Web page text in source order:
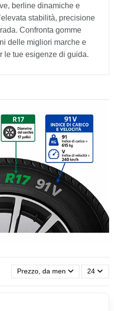
berline dinamiche e
stabilità, precisione
Confronta gomme
delle migliori marche e
le tue esigenze di guida.
Prezzo, da meno caro a più
24